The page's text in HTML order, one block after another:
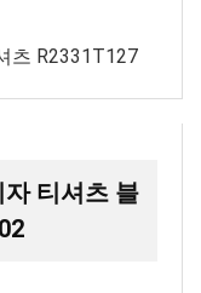
츠 R2331T127
티셔츠 블